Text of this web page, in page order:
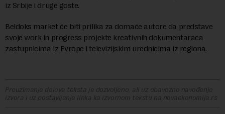
iz Srbije i druge goste.
Beldoks market će biti prilika za domaće autore da predstave
svoje work in progress projekte kreativnih dokumentaraca
zastupnicima iz Evrope i televizijskim urednicima iz regiona.
Preuzimanje delova teksta je dozvoljeno, ali uz obavezno navođenje
izvora i uz postavljanje linka ka izvornom tekstu na novaekonomija.rs